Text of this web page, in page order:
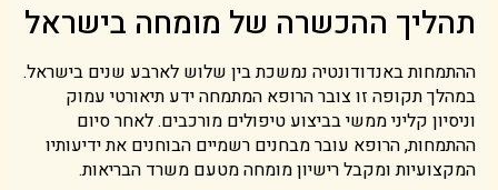
תהליך ההכשרה של מומחה בישראל
ההתמחות באנדודונטיה נמשכת בין שלוש לארבע שנים בישראל.
במהלך תקופה זו צובר הרופא המתמחה ידע תיאורטי עמוק
וניסיון קליני ממשי בביצוע טיפולים מורכבים. לאחר סיום
ההתמחות, הרופא עובר מבחנים רשמיים הבוחנים את ידיעותיו
המקצועיות ומקבל רישיון מומחה מטעם משרד הבריאות.